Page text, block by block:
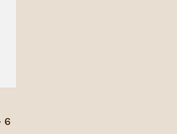
6